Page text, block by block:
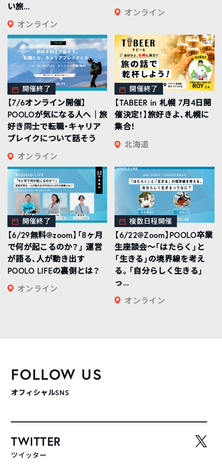
い旅...
オンライン
オンライン
開催終了
【7/6オンライン開催】
POOLOが気になる人へ｜旅
好き同士で転職・キャリア
ブレイクについて話そう
オンライン
開催終了
【TABEER in 札幌 7月4日開
催決定！】旅好きよ、札幌に
集合！
北海道
開催終了
【6/29無料@zoom】「8ヶ月
で何が起こるのか？」 運営
が語る、人が動き出す
POOLO LIFEの裏側とは？
オンライン
複数日程開催
【6/22@Zoom】POOLO卒業
生座談会〜「はたらく」と
「生きる」の境界線を考え
る。「自分らしく生きる」
っ...
オンライン
FOLLOW US
オフィシャルSNS
TWITTER
ツイッター